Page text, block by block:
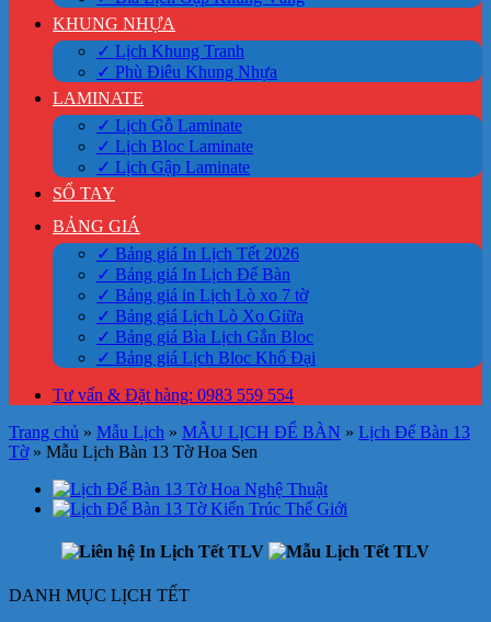
KHUNG NHỰA
✓ Lịch Khung Tranh
✓ Phù Điêu Khung Nhựa
LAMINATE
✓ Lịch Gỗ Laminate
✓ Lịch Bloc Laminate
✓ Lịch Gập Laminate
SỔ TAY
BẢNG GIÁ
✓ Bảng giá In Lịch Tết 2026
✓ Bảng giá In Lịch Để Bàn
✓ Bảng giá in Lịch Lò xo 7 tờ
✓ Bảng giá Lịch Lò Xo Giữa
✓ Bảng giá Bìa Lịch Gắn Bloc
✓ Bảng giá Lịch Bloc Khổ Đại
Tư vấn & Đặt hàng: 0983 559 554
Trang chủ » Mẫu Lịch » MẪU LỊCH ĐỂ BÀN » Lịch Để Bàn 13
Tờ » Mẫu Lịch Bàn 13 Tờ Hoa Sen
DANH MỤC LỊCH TẾT